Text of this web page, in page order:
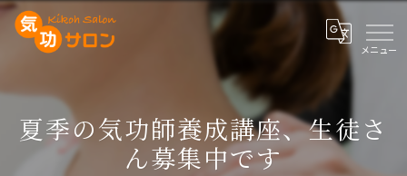
夏季の気功師養成講座、生徒さ
ん募集中です